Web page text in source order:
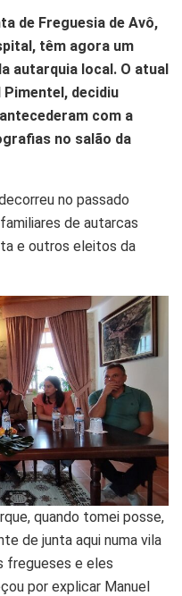
de Freguesia de Avô,
têm agora um
autarquia local. O atual
decidiu
com a
no salão da
no passado
de autarcas
e outros eleitos da
quando tomei posse,
de junta aqui numa vila
fregueses e eles
por explicar Manuel